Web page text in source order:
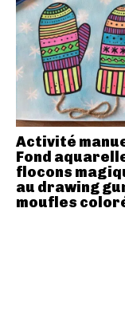
Activité
Fond
flocons
au drawing
moufles